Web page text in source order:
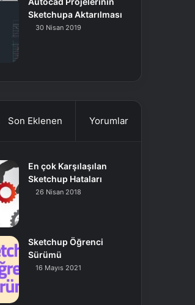
Sketchupa Aktarılması
30 Nisan 2019
Son Eklenen Yorumlar
En çok Karşılaşılan
Sketchup Hataları
26 Nisan 2018
Sketchup Öğrenci
Sürümü
16 Mayıs 2021